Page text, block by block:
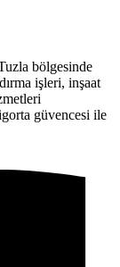
bölgesinde
işleri, inşaat
güvencesi ile